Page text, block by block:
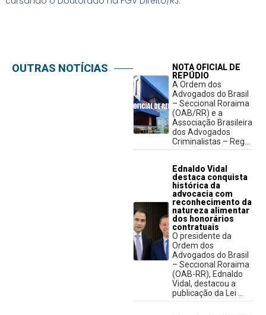
OUTRAS NOTÍCIAS
NOTA OFICIAL DE
REPÚDIO
A Ordem dos
Advogados do Brasil
– Seccional Roraima
(OAB/RR) e a
Associação Brasileira
dos Advogados
Criminalistas – Reg...
Ednaldo Vidal
destaca conquista
histórica da
advocacia com
reconhecimento da
natureza alimentar
dos honorários
contratuais
O presidente da
Ordem dos
Advogados do Brasil
– Seccional Roraima
(OAB-RR), Ednaldo
Vidal, destacou a
publicação da Lei ...